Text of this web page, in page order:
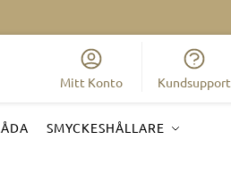
Mitt Konto Kundsupport
SMYCKESHÅLLARE